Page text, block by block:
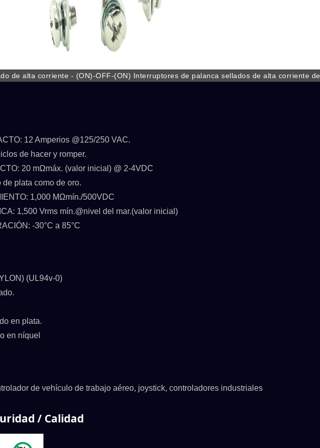
de alta corriente - (ON)-OFF-(ON) Interruptores de palanca sellados de alta corriente de
12 Amperios @125/250 VAC.
de hacer y romper.
20 mΩmáx. (valor inicial) @ 2-4VDC
de plata como de oro.
1,000 MΩmín./500VDC
1,500 Vrms mín.@nivel del mar.(valor inicial)
-30°C a 85°C
(UL94v-0)
en plata.
en níquel
de vehículo de trabajo aéreo, joystick, controladores industriales
/ Calidad